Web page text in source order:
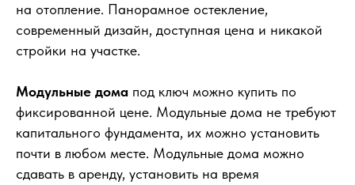
на отопление. Панорамное остекление,
современный дизайн, доступная цена и никакой
стройки на участке.
Модульные дома под ключ можно купить по
фиксированной цене. Модульные дома не требуют
капитального фундамента, их можно установить
почти в любом месте. Модульные дома можно
сдавать в аренду, установить на время